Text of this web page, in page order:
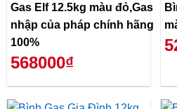
Gas Elf 12.5kg màu đỏ,Gas
nhập của pháp chính hãng
100%
568000₫